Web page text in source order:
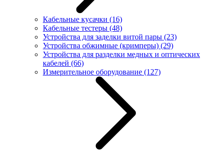
Кабельные кусачки (16)
Кабельные тестеры (48)
Устройства для заделки витой пары (23)
Устройства обжимные (кримперы) (29)
Устройства для разделки медных и оптических
кабелей (66)
Измерительное оборудование (127)